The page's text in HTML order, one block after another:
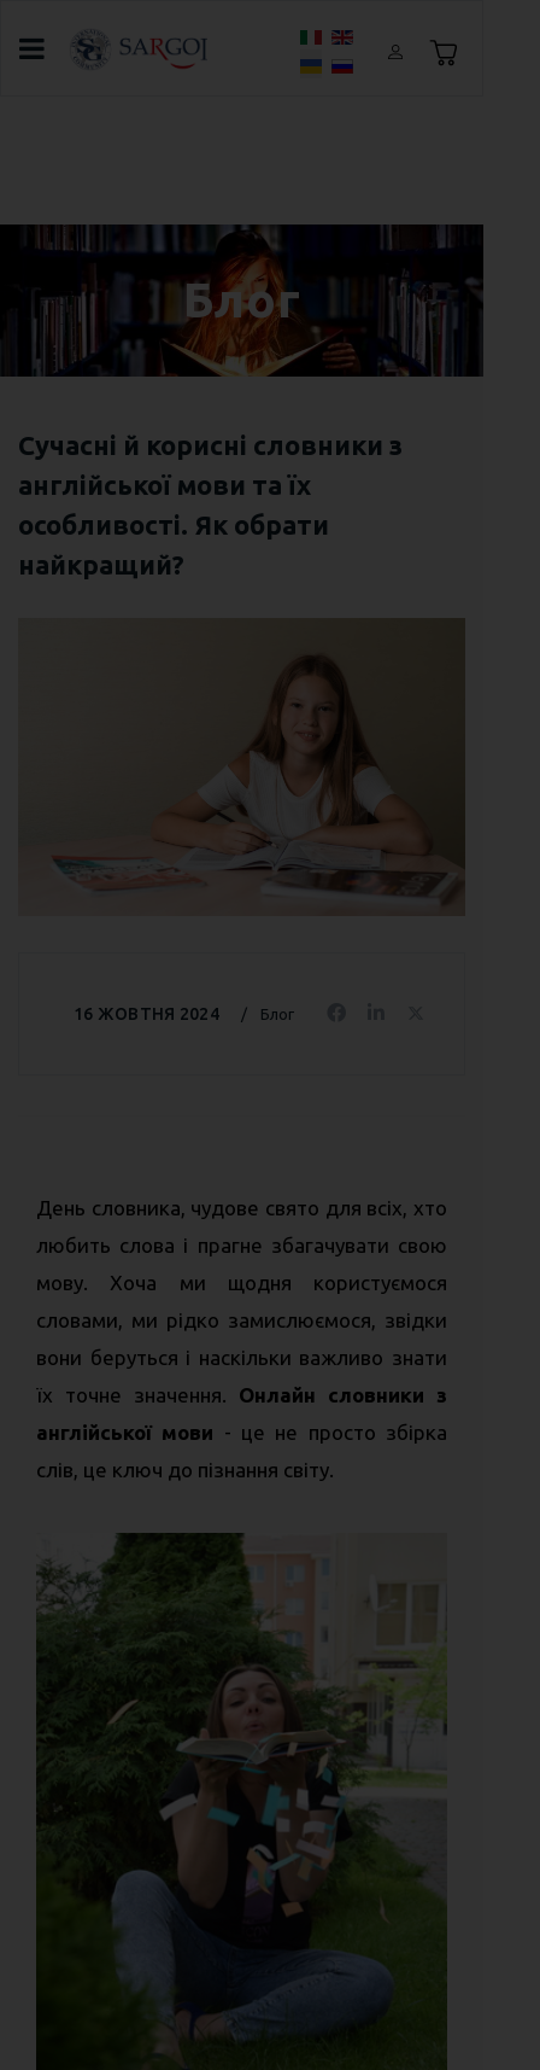
Оберіть свою мову
Блог
Сучасні й корисні словники з
англійської мови та їх
особливості. Як обрати
найкращий?
Блог
16 ЖОВТНЯ 2024
День словника, чудове свято для всіх, хто
любить слова і прагне збагачувати свою
мову. Хоча ми щодня користуємося
словами, ми рідко замислюємося, звідки
вони беруться і наскільки важливо знати
їх точне значення. Онлайн словники з
англійської мови - це не просто збірка
слів, це ключ до пізнання світу.